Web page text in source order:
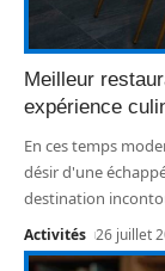
Meilleur
expérience
En ces temps
désir d'une
destination
Activités 26 juillet